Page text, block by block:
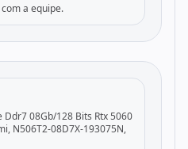
a equipe.
Ddr7 08Gb/128 Bits Rtx 5060
N506T2-08D7X-193075N,